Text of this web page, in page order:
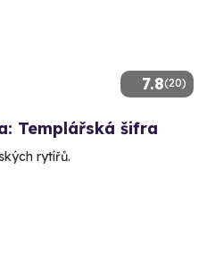
7.8(20)
Templářská šifra
rytířů.